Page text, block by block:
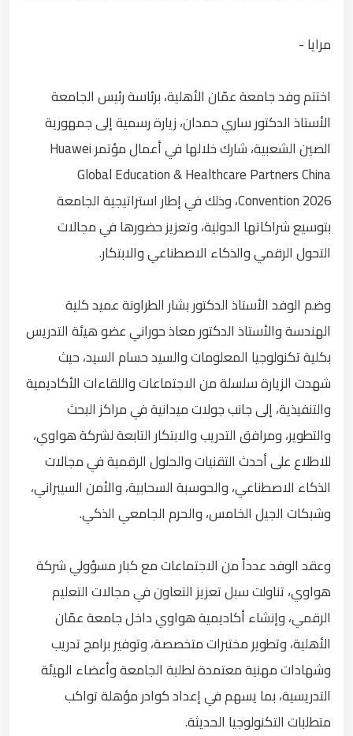
مرايا -
اختتم وفد جامعة عمّان الأهلية، برئاسة رئيس الجامعة
الأستاذ الدكتور ساري حمدان، زيارة رسمية إلى جمهورية
الصين الشعبية، شارك خلالها في أعمال مؤتمر Huawei
Global Education & Healthcare Partners China
Convention 2026، وذلك في إطار استراتيجية الجامعة
بتوسيع شراكاتها الدولية، وتعزيز حضورها في مجالات
التحول الرقمي والذكاء الاصطناعي والابتكار.
وضم الوفد الأستاذ الدكتور بشار الطراونة عميد كلية
الهندسة والأستاذ الدكتور معاذ حوراني عضو هيئة التدريس
بكلية تكنولوجيا المعلومات والسيد حسام السيد، حيث
شهدت الزيارة سلسلة من الاجتماعات واللقاءات الأكاديمية
والتنفيذية، إلى جانب جولات ميدانية في مراكز البحث
والتطوير، ومرافق التدريب والابتكار التابعة لشركة هواوي،
للاطلاع على أحدث التقنيات والحلول الرقمية في مجالات
الذكاء الاصطناعي، والحوسبة السحابية، والأمن السيبراني،
وشبكات الجيل الخامس، والحرم الجامعي الذكي.
وعقد الوفد عدداً من الاجتماعات مع كبار مسؤولي شركة
هواوي، تناولت سبل تعزيز التعاون في مجالات التعليم
الرقمي، وإنشاء أكاديمية هواوي داخل جامعة عمّان
الأهلية، وتطوير مختبرات متخصصة، وتوفير برامج تدريب
وشهادات مهنية معتمدة لطلبة الجامعة وأعضاء الهيئة
التدريسية، بما يسهم في إعداد كوادر مؤهلة تواكب
متطلبات التكنولوجيا الحديثة.